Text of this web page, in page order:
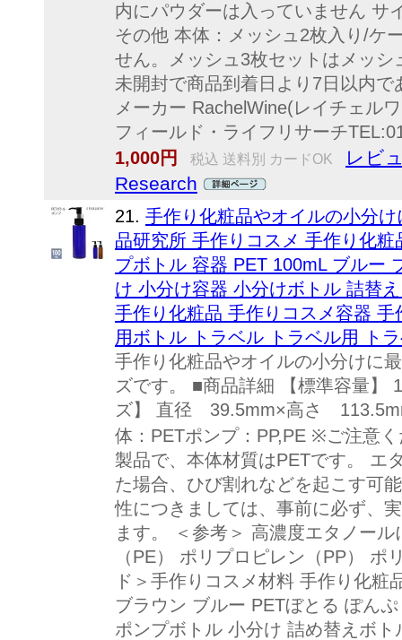
内にパウダーは入っていません
その他 本体：メッシュ2枚入り/ケ
せん。メッシュ3枚セットはメッ
未開封で商品到着日より7日以内
メーカー RachelWine(レイチェル
フィールド・ライフリサーチ
1,000円
税込 送料別 カードOK
レビ
Research
21. 手作り化粧品やオイルの小分
品研究所 手作りコスメ 手作り化
プボトル 容器 PET 100mL ブルー
け 小分け容器 小分けボトル 詰替
手作り化粧品 手作りコスメ容器
用ボトル トラベル トラベル用 ト
手作り化粧品やオイルの小分けに
ズです。 ■商品詳細 【標準容量】
ズ】 直径 39.5mm×高さ
体：PETポンプ：PP,PE ※ご注意
製品で、本体材質はPETです。 エ
た場合、ひび割れなどを起こす可
性につきましては、事前に必ず、
ます。 ＜参考＞ 高濃度エタノー
（PE） ポリプロピレン（PP） ポ
ド＞手作りコスメ材料 手作り化
ブラウン ブルー PETぼとる ぽん
ポンプボトル 小分け 詰め替えボ